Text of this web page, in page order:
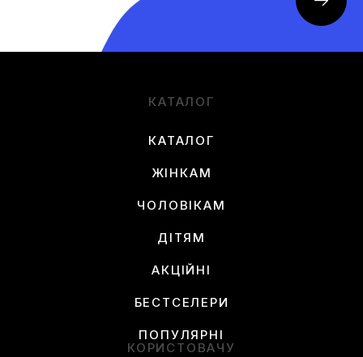
КАТАЛОГ
КАТАЛОГ
ЖІНКАМ
ЧОЛОВІКАМ
ДІТЯМ
АКЦІЙНІ
БЕСТСЕЛЕРИ
ПОПУЛЯРНІ
КОРИСТОВАЧУ